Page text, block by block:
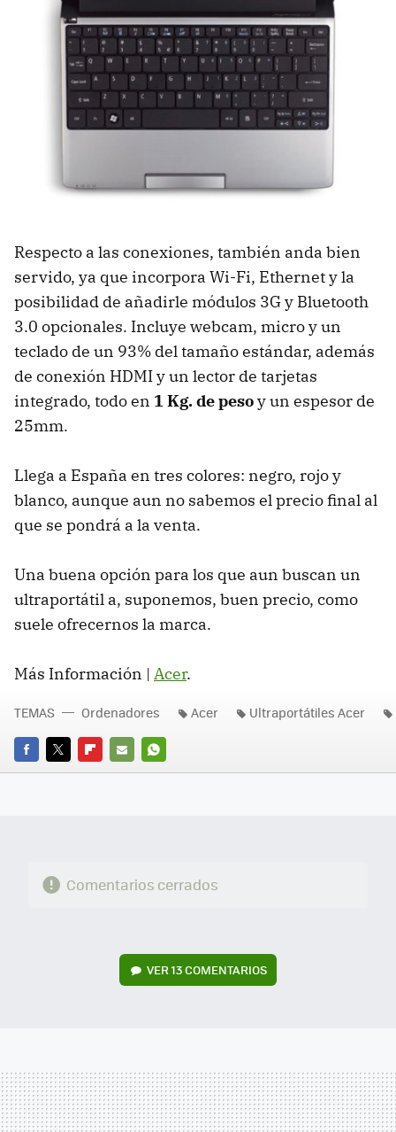
Respecto a las conexiones, también anda bien
servido, ya que incorpora Wi-Fi, Ethernet y la
posibilidad de añadirle módulos 3G y Bluetooth
3.0 opcionales. Incluye webcam, micro y un
teclado de un 93% del tamaño estándar, además
de conexión HDMIy un lector de tarjetas
integrado, todo en 1 Kg. de pesoy un espesor de
25mm.
Llega a España en tres colores: negro, rojo y
blanco, aunque aun no sabemos el precio final al
que se pondrá a la venta.
Una buena opción para los que aun buscan un
ultraportátil a, suponemos, buen precio, como
suele ofrecernos la marca.
Más Información | Acer.
FACEBOOK
TWITTERFLIPBOARD
E-
WHATSAPP
TEMAS Ordenadores Acer Ultraportátiles Acer
Comentarios cerrados
VER13 COMENTARIOS